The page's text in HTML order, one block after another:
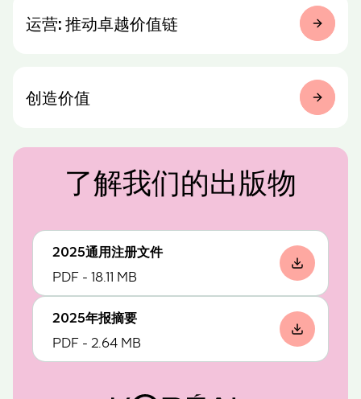
运营: 推动卓越价值链
创造价值
了解我们的出版物
2025通用注册文件
PDF - 18.11 MB
2025年报摘要
PDF - 2.64 MB